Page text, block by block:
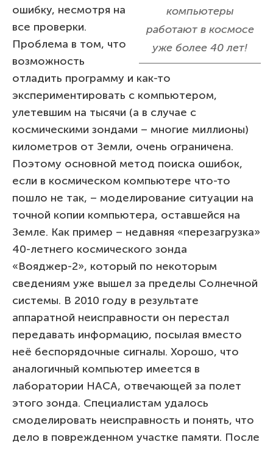
компьютеры
работают в космосе
уже более 40 лет!
ошибку, несмотря на
все проверки.
Проблема в том, что
возможность
отладить программу и как-то
экспериментировать с компьютером,
улетевшим на тысячи (а в случае с
космическими зондами – многие миллионы)
километров от Земли, очень ограничена.
Поэтому основной метод поиска ошибок,
если в космическом компьютере что-то
пошло не так, – моделирование ситуации на
точной копии компьютера, оставшейся на
Земле. Как пример – недавняя «перезагрузка»
40-летнего космического зонда
«Вояджер-2», который по некоторым
сведениям уже вышел за пределы Солнечной
системы. В 2010 году в результате
аппаратной неисправности он перестал
передавать информацию, посылая вместо
неё беспорядочные сигналы. Хорошо, что
аналогичный компьютер имеется в
лаборатории НАСА, отвечающей за полет
этого зонда. Специалистам удалось
смоделировать неисправность и понять, что
дело в поврежденном участке памяти. После